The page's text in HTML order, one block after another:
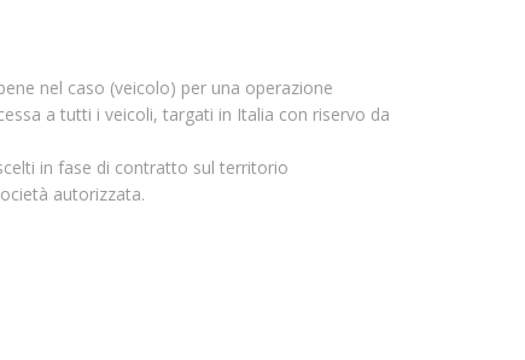
nel caso (veicolo) per una operazione
a tutti i veicoli, targati in Italia con riservo da
in fase di contratto sul territorio
autorizzata.